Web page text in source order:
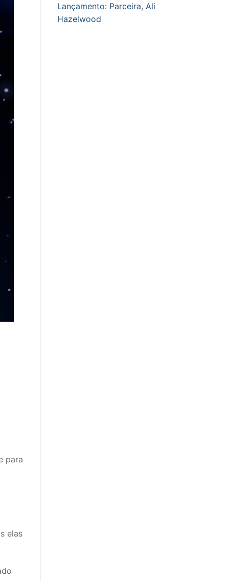
para
elas
Lançamento: Parceira, Ali
Hazelwood